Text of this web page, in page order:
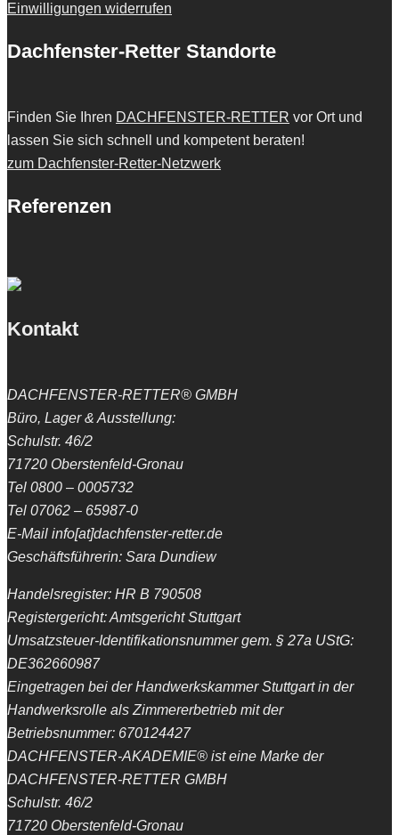
Einwilligungen widerrufen
Dachfenster-Retter Standorte
Finden Sie Ihren DACHFENSTER-RETTER vor Ort und
lassen Sie sich schnell und kompetent beraten!
zum Dachfenster-Retter-Netzwerk
Referenzen
Kontakt
DACHFENSTER-RETTER® GMBH
Büro, Lager & Ausstellung:
Schulstr. 46/2
71720 Oberstenfeld-Gronau
Tel 0800 – 0005732
Tel 07062 – 65987-0
E-Mail info[at]dachfenster-retter.de
Geschäftsführerin: Sara Dundiew
Handelsregister: HR B 790508
Registergericht: Amtsgericht Stuttgart
Umsatzsteuer-Identifikationsnummer gem. § 27a UStG:
DE362660987
Eingetragen bei der Handwerkskammer Stuttgart in der
Handwerksrolle als Zimmererbetrieb mit der
Betriebsnummer: 670124427
DACHFENSTER-AKADEMIE® ist eine Marke der
DACHFENSTER-RETTER GMBH
Schulstr. 46/2
71720 Oberstenfeld-Gronau